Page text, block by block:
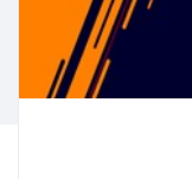
های خود باشید.
علمی و فنی و
کارشناسان حوزه
فرهنگ ساخت
بردارد.